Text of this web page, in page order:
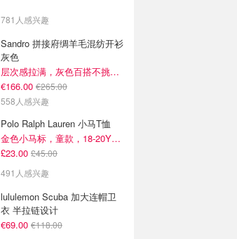
781人感兴趣
Sandro 拼接府绸羊毛混纺开衫
灰色
层次感拉满，灰色百搭不挑人~
€166.00 €265.00
558人感兴趣
Polo Ralph Lauren 小马T恤
金色小马标，童款，18-20Y捡漏！
£23.00 £45.00
491人感兴趣
lululemon Scuba 加大连帽卫
衣 半拉链设计
€69.00 €118.00